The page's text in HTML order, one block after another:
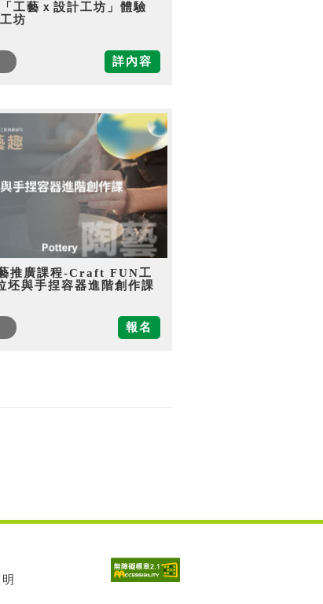
工藝ｘ設計工坊」體驗
坊
詳內容
推廣課程-Craft FUN工
坯與手捏容器進階創作課
報名